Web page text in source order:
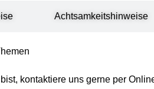
Achtsamkeitshinweise
kontaktiere uns gerne per